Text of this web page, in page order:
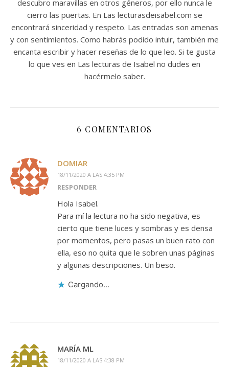
descubro maravillas en otros géneros, por ello nunca le
cierro las puertas. En Las lecturasdeisabel.com se
encontrará sinceridad y respeto. Las entradas son amenas
y con sentimientos. Como habrás podido intuir, también me
encanta escribir y hacer reseñas de lo que leo. Si te gusta
lo que ves en Las lecturas de Isabel no dudes en
hacérmelo saber.
6 COMENTARIOS
DOMIAR
18/11/2020 A LAS 4:35 PM
RESPONDER
Hola Isabel.
Para mí la lectura no ha sido negativa, es
cierto que tiene luces y sombras y es densa
por momentos, pero pasas un buen rato con
ella, eso no quita que le sobren unas páginas
y algunas descripciones. Un beso.
Cargando...
MARÍA ML
18/11/2020 A LAS 4:38 PM